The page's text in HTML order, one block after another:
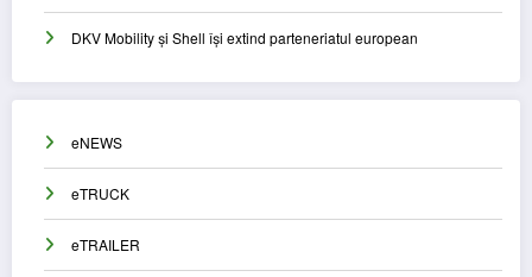
DKV Mobility și Shell își extind parteneriatul european
eNEWS
eTRUCK
eTRAILER